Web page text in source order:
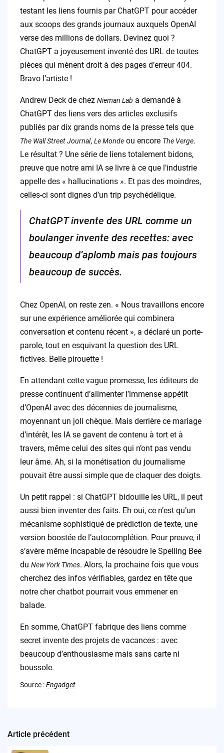
testant les liens fournis par ChatGPT pour accéder
aux scoops des grands journaux auxquels OpenAI
verse des millions de dollars. Devinez quoi ?
ChatGPT a joyeusement inventé des URL de toutes
pièces qui mènent droit à des pages d’erreur 404.
Bravo l’artiste !
Andrew Deck de chez Nieman Lab a demandé à
ChatGPT des liens vers des articles exclusifs
publiés par dix grands noms de la presse tels que
The Wall Street Journal, Le Mondeou encore The Verge.
Le résultat ? Une série de liens totalement bidons,
preuve que notre ami IA se livre à ce que l’industrie
appelle des « hallucinations ». Et pas des moindres,
celles-ci sont dignes d’un trip psychédélique.
ChatGPT invente des URL comme un
boulanger invente des recettes: avec
beaucoup d’aplomb mais pas toujours
beaucoup de succès.
Chez OpenAI, on reste zen. « Nous travaillons encore
sur une expérience améliorée qui combinera
conversation et contenu récent », a déclaré un porte-
parole, tout en esquivant la question des URL
fictives. Belle pirouette !
En attendant cette vague promesse, les éditeurs de
presse continuent d’alimenter l’immense appétit
d’OpenAI avec des décennies de journalisme,
moyennant un joli chèque. Mais derrière ce mariage
d’intérêt, les IA se gavent de contenu à tort et à
travers, même celui des sites qui n’ont pas vendu
leur âme. Ah, si la monétisation du journalisme
pouvait être aussi simple que de claquer des doigts.
Un petit rappel : si ChatGPT bidouille les URL, il peut
aussi bien inventer des faits. Eh oui, ce n’est qu’un
mécanisme sophistiqué de prédiction de texte, une
version boostée de l’autocomplétion. Pour preuve, il
s’avère même incapable de résoudre le Spelling Bee
du New York Times. Alors, la prochaine fois que vous
cherchez des infos vérifiables, gardez en tête que
notre cher chatbot pourrait vous emmener en
balade.
En somme, ChatGPT fabrique des liens comme
secret invente des projets de vacances : avec
beaucoup d’enthousiasme mais sans carte ni
boussole.
Source :Engadget
Post
Article précédent